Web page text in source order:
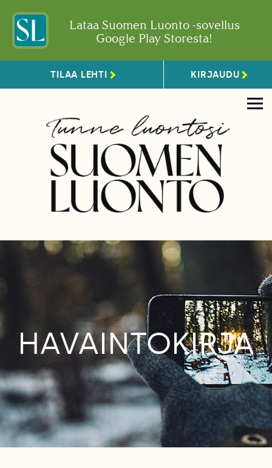
Lataa Suomen Luonto -sovellus
Google Play Storesta!
TILAA LEHTI KIRJAUDU
HAVAINTOKIRJA